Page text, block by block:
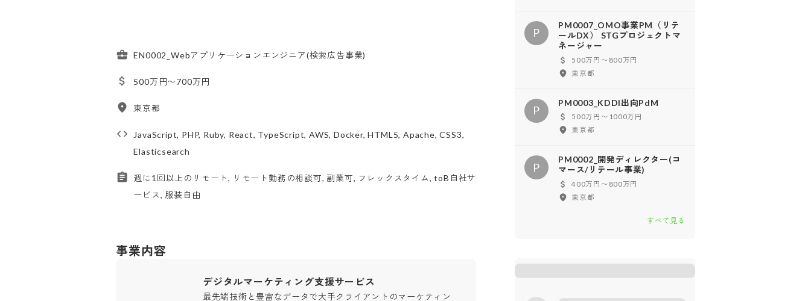
EN0002_Webアプリケーションエンジニア(検索広告事業)
500万円〜700万円
東京都
JavaScript, PHP, Ruby, React, TypeScript, AWS, Docker, HTML5, Apache, CSS3,
Elasticsearch
週に1回以上のリモート, リモート勤務の相談可, 副業可, フレックスタイム, toB自社サ
ービス, 服装自由
事業内容
デジタルマーケティング支援サービス
最先端技術と豊富なデータで大手クライアントのマーケティン
P
PM0007_OMO事業PM（リテ
ールDX） STGプロジェクトマ
ネージャー
500万円〜800万円
東京都
P
PM0003_KDDI出向PdM
500万円〜1000万円
東京都
P
PM0002_開発ディレクター(コ
マース/リテール事業)
400万円〜800万円
東京都
すべて見る